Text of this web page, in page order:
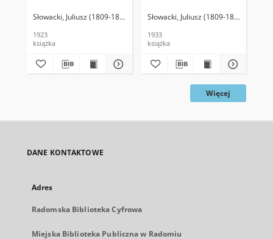
Słowacki, Juliusz (1809-1849) Turowski, Stanisław (1880-1936). Oprac.
1923
książka
Słowacki, Juliusz (1809-1849)
1933
książka
Więcej
DANE KONTAKTOWE
Adres
Radomska Biblioteka Cyfrowa
Miejska Biblioteka Publiczna w Radomiu